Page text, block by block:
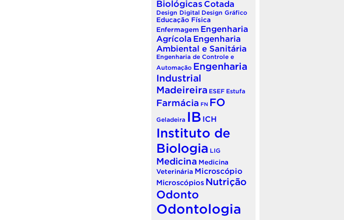
Biológicas Cotada
Design Digital Design Gráfico
Educação Física
Enfermagem Engenharia
Agrícola Engenharia
Ambiental e Sanitária
Engenharia de Controle e
Automação Engenharia
Industrial
Madeireira ESEF Estufa
Farmácia FN FO
Geladeira IB ICH
Instituto de
Biologia LIG
Medicina Medicina
Veterinária Microscópio
Microscópios Nutrição
Odonto
Odontologia